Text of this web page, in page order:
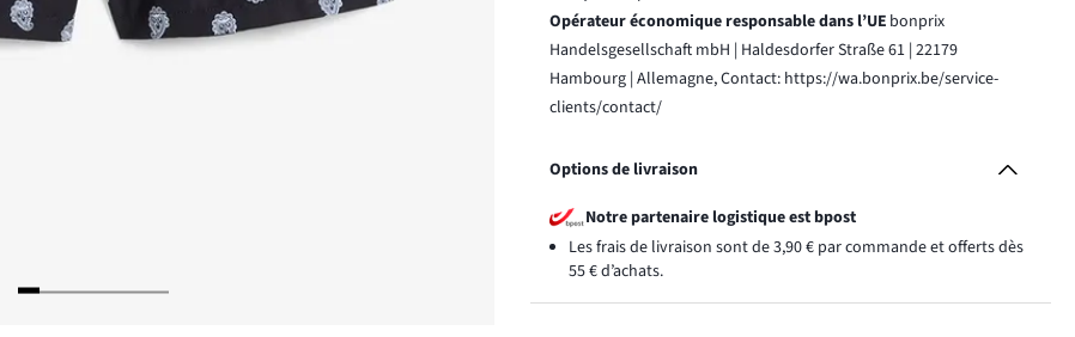
Opérateur économique responsable dans l’UE bonprix
Handelsgesellschaft mbH | Haldesdorfer Straße 61 | 22179
Hambourg | Allemagne, Contact: https://wa.bonprix.be/service-
clients/contact/
Options de livraison
Notre partenaire logistique est bpost
Les frais de livraison sont de 3,90 € par commande et offerts dès
55 € d’achats.